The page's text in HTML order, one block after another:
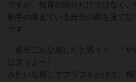
ですが、知育の部分だけではなく
相手の考えている自分の図を見て
です。
「多分こんな感じだと思う！」「
は違うよ〜）」
みたいな感じでブラフをかけて、相